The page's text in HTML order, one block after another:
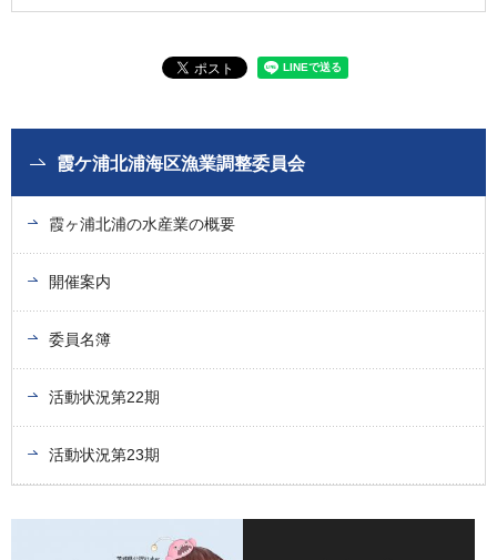
霞ケ浦北浦海区漁業調整委員会
霞ヶ浦北浦の水産業の概要
開催案内
委員名簿
活動状況第22期
活動状況第23期